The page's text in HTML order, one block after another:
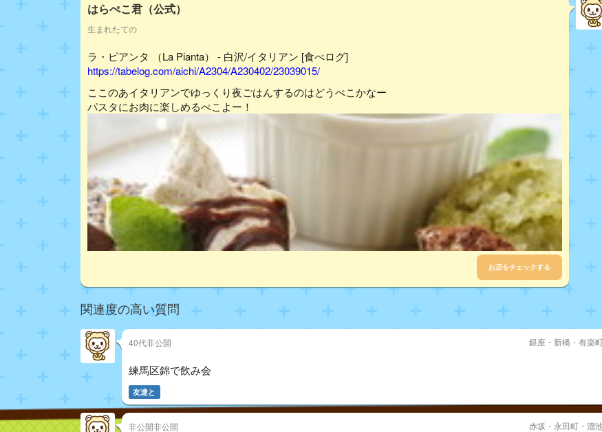
はらぺこ君（公式）
生まれたての
ラ・ピアンタ （La Pianta） - 白沢/イタリアン [食べログ]
https://tabelog.com/aichi/A2304/A230402/23039015/
ここのあイタリアンでゆっくり夜ごはんするのはどうぺこかなー
パスタにお肉に楽しめるぺこよー！
お店をチェックする
関連度の高い質問
40代非公開 銀座・新橋・有楽
練馬区錦で飲み会
友達と
非公開非公開 赤坂・永田町・溜